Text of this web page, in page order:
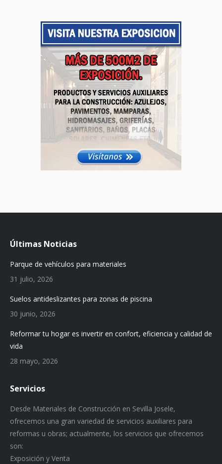
Últimas Noticias
Parque de vehículos para materiales
31 julio, 2026
Suelos antideslizantes para zonas de piscina
30 junio, 2026
Reformar tu hogar es invertir en confort, eficiencia y calidad de
vida
28 mayo, 2026
Servicios
Desde Materiales de Construcción en Sevilla Josele,
ofrecemos una gran variedad de servicios auxiliares para
reformas u obras; actualmente, los servicios que ofrecemos
son:
Exposición y Venta